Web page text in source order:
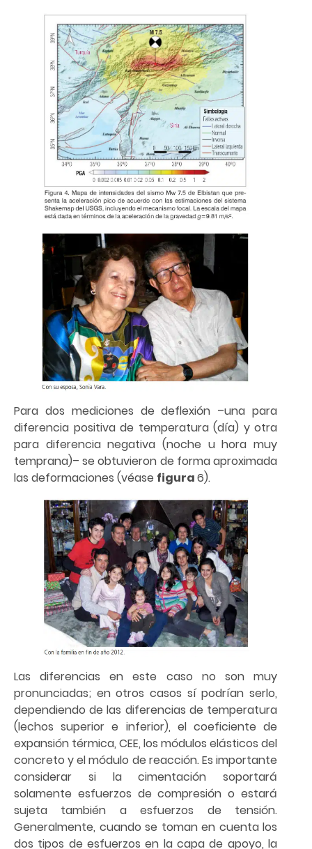
Para dos mediciones de deflexión –una para
diferencia positiva de temperatura (día) y otra
para diferencia negativa (noche u hora muy
temprana)– se obtuvieron de forma aproximada
las deformaciones (véase figura6).
Las diferencias en este caso no son muy
pronunciadas; en otros casos sí podrían serlo,
dependiendo de las diferencias de temperatura
(lechos superior e inferior), el coeficiente de
expansión térmica, CEE, los módulos elásticos del
concreto y el módulo de reacción. Es importante
considerar si la cimentación soportará
solamente esfuerzos de compresión o estará
sujeta también a esfuerzos de tensión.
Generalmente, cuando se toman en cuenta los
dos tipos de esfuerzos en la capa de apoyo, la